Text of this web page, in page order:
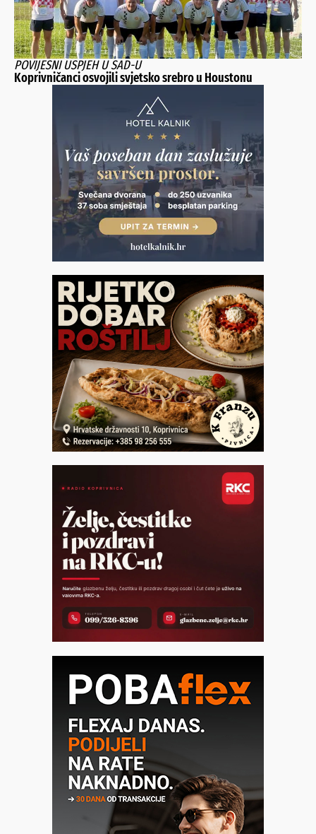
POVIJESNI USPJEH U SAD-U
Koprivničanci osvojili svjetsko srebro u Houstonu